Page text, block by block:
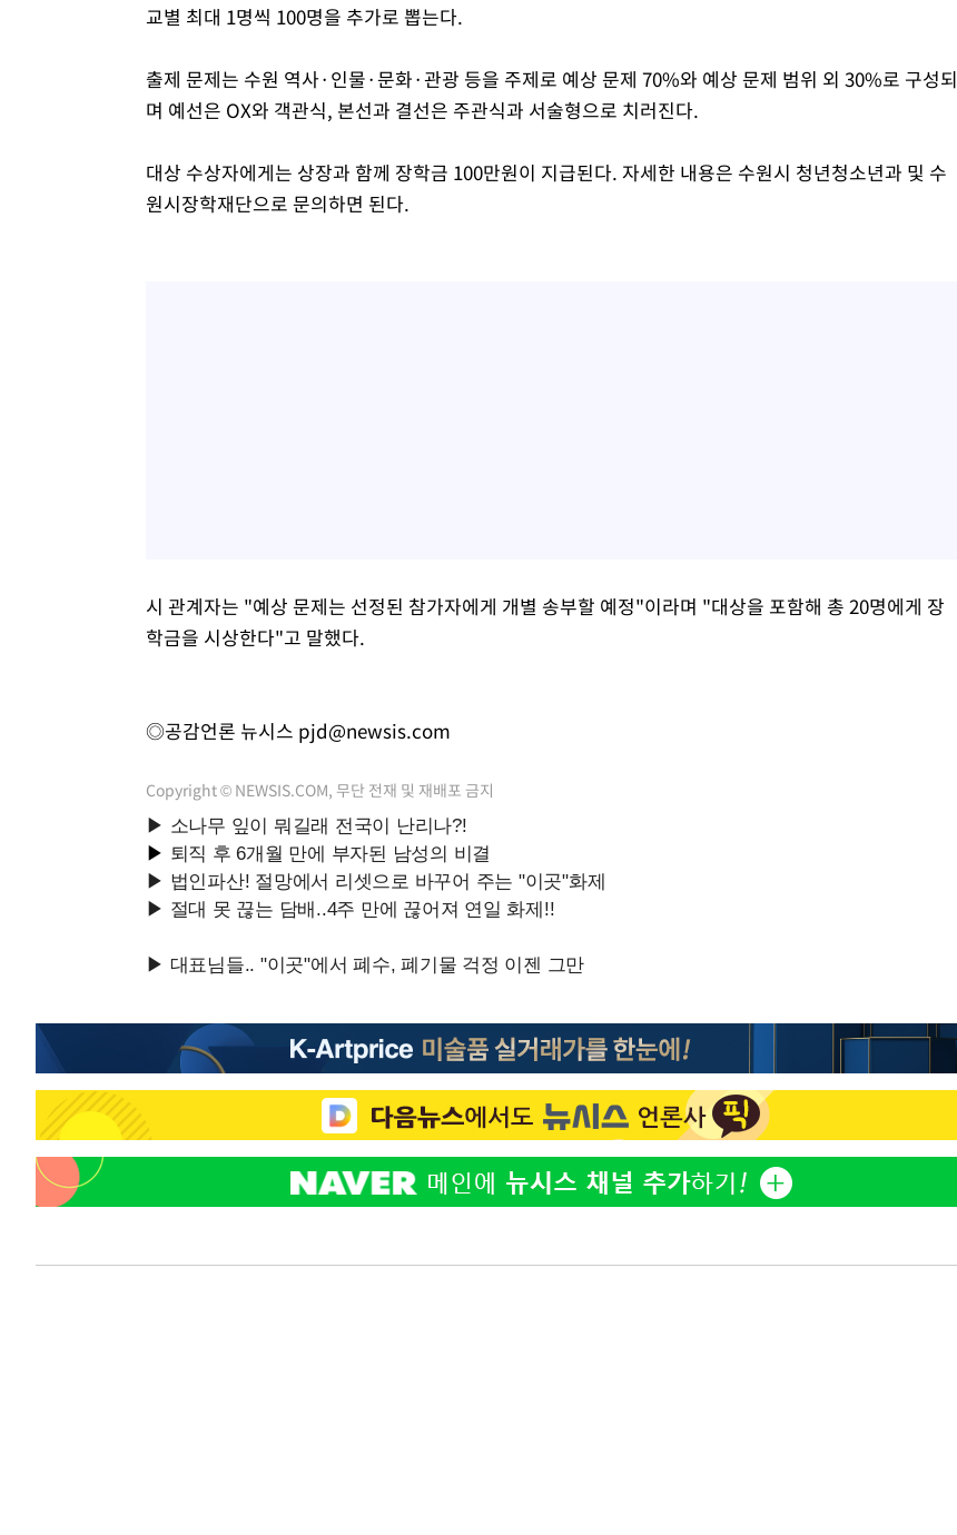
교별 최대 1명씩 100명을 추가로 뽑는다.
출제 문제는 수원 역사·인물·문화·관광 등을 주제로 예상 문제 70%와 예상 문제 범위 외 30%로 구성되
며 예선은 OX와 객관식, 본선과 결선은 주관식과 서술형으로 치러진다.
대상 수상자에게는 상장과 함께 장학금 100만원이 지급된다. 자세한 내용은 수원시 청년청소년과 및 수
원시장학재단으로 문의하면 된다.
시 관계자는 "예상 문제는 선정된 참가자에게 개별 송부할 예정"이라며 "대상을 포함해 총 20명에게 장
학금을 시상한다"고 말했다.
◎공감언론 뉴시스 pjd@newsis.com
Copyright © NEWSIS.COM, 무단 전재 및 재배포 금지